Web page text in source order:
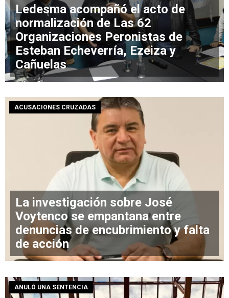
Ledesma acompañó el acto de
normalización de Las 62
Organizaciones Peronistas de
Esteban Echeverría, Ezeiza y
Cañuelas
ACUSACIONES CRUZADAS
La investigación sobre José
Voytenco se empantana entre
denuncias de encubrimiento y falta
de acción
ANULÓ UNA SENTENCIA